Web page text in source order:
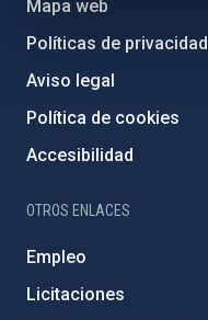
Mapa web
Políticas de privacidad
Aviso legal
Política de cookies
Accesibilidad
OTROS ENLACES
Empleo
Licitaciones